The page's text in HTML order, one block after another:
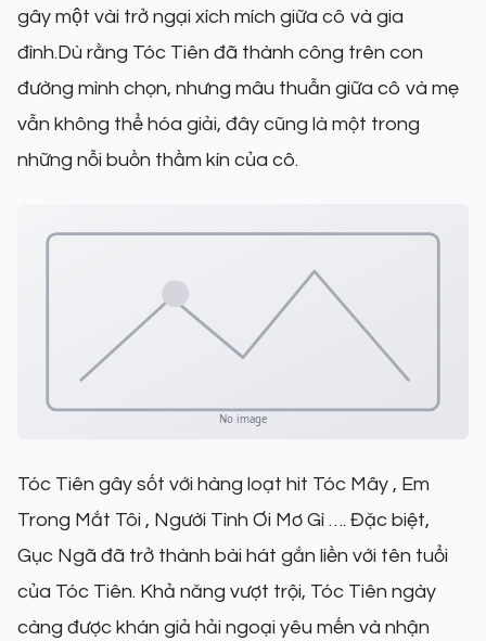
gây một vài trở ngại xích mích giữa cô và gia
đình.Dù rằng Tóc Tiên đã thành công trên con
đường mình chọn, nhưng mâu thuẫn giữa cô và mẹ
vẫn không thể hóa giải, đây cũng là một trong
những nỗi buồn thầm kín của cô.
Tóc Tiên gây sốt với hàng loạt hit Tóc Mây , Em
Trong Mắt Tôi , Người Tình Ơi Mơ Gì …. Đặc biệt,
Gục Ngã đã trở thành bài hát gắn liền với tên tuổi
của Tóc Tiên. Khả năng vượt trội, Tóc Tiên ngày
càng được khán giả hải ngoại yêu mến và nhận